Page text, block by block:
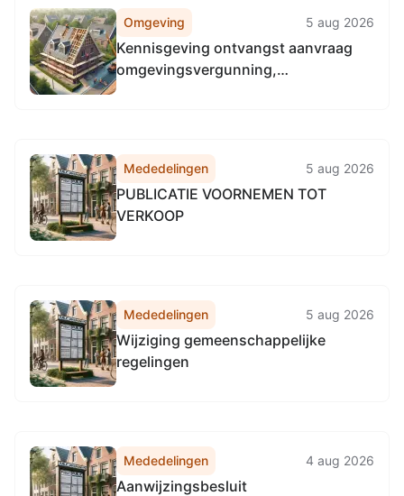
Omgeving 5 aug 2026
Kennisgeving ontvangst aanvraag
omgevingsvergunning,
Mededelingen 5 aug 2026
PUBLICATIE VOORNEMEN TOT
VERKOOP
Mededelingen 5 aug 2026
Wijziging gemeenschappelijke
regelingen
Mededelingen 4 aug 2026
Aanwijzingsbesluit